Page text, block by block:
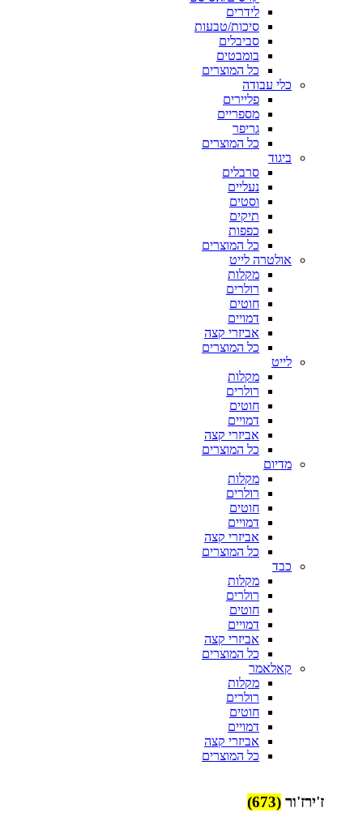
לידרים
סיכות/טבעות
סביבלים
בומבטים
כל המוצרים
כלי עבודה
פליירים
מספריים
גריפר
כל המוצרים
ביגוד
סרבלים
נעליים
וסטים
תיקים
כפפות
כל המוצרים
אולטרה לייט
מקלות
רולרים
חוטים
דמויים
אביזרי קצה
כל המוצרים
לייט
מקלות
רולרים
חוטים
דמויים
אביזרי קצה
כל המוצרים
מדיום
מקלות
רולרים
חוטים
דמויים
אביזרי קצה
כל המוצרים
כבד
מקלות
רולרים
חוטים
דמויים
אביזרי קצה
כל המוצרים
קאלאמר
מקלות
רולרים
חוטים
דמויים
אביזרי קצה
כל המוצרים
ז'ירז'ור (673)